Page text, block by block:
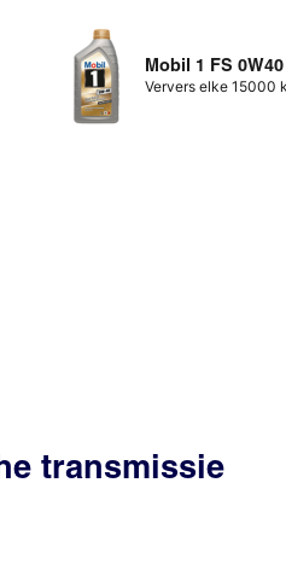
Mobil 1 FS 0W40
Ververs elke 15000
transmissie